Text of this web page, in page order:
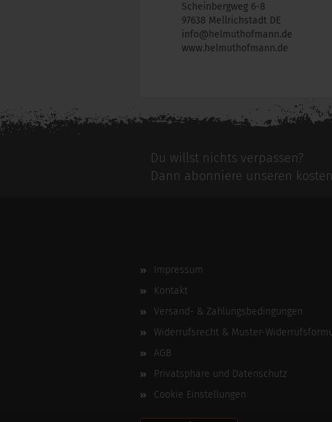
Scheinbergweg 6-8
97638 Mellrichstadt DE
info@helmuthofmann.de
www.helmuthofmann.de
Du willst nichts verpassen?
Dann abonniere unseren
Impressum
Kontakt
Versand- & Zahlungsbedingungen
Widerrufsrecht & Muster-
AGB
Privatsphäre und Datenschutz
Cookie Einstellungen